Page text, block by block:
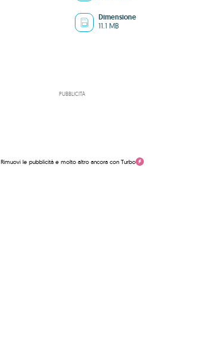
Dimensione
11.1 MB
PUBBLICITÀ
Rimuovi le pubblicità e molto altro ancora con Turbo